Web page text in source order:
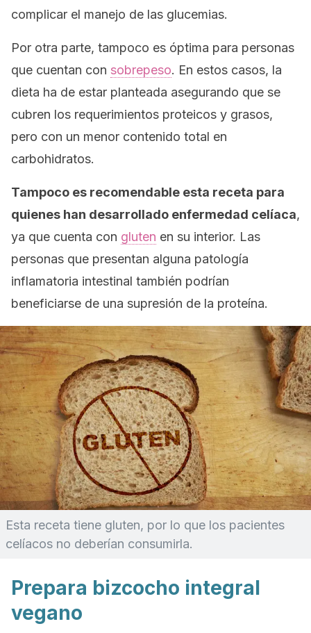
complicar el manejo de las glucemias.
Por otra parte, tampoco es óptima para personas
que cuentan con sobrepeso. En estos casos, la
dieta ha de estar planteada asegurando que se
cubren los requerimientos proteicos y grasos,
pero con un menor contenido total en
carbohidratos.
Tampoco es recomendable esta receta para
quienes han desarrollado enfermedad celíaca,
ya que cuenta con gluten en su interior. Las
personas que presentan alguna patología
inflamatoria intestinal también podrían
beneficiarse de una supresión de la proteína.
Esta receta tiene gluten, por lo que los pacientes
celíacos no deberían consumirla.
Prepara bizcocho integral
vegano